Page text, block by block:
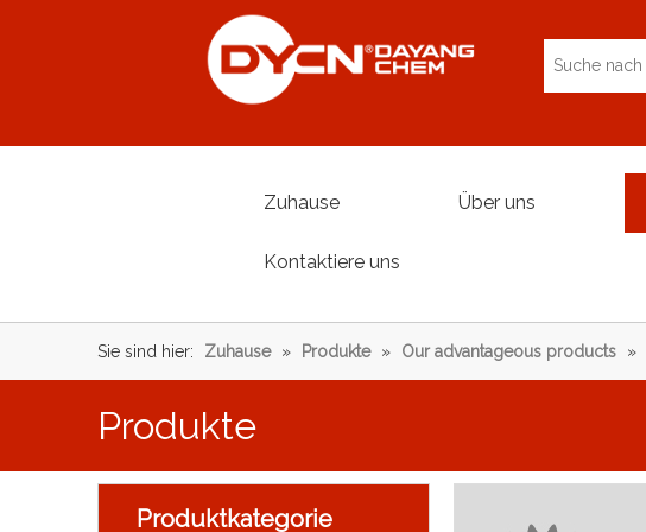
Zuhause Über uns
Kontaktiere uns
Sie sind hier: Zuhause » Produkte » Our advantageous products »
Produkte
Produktkategorie